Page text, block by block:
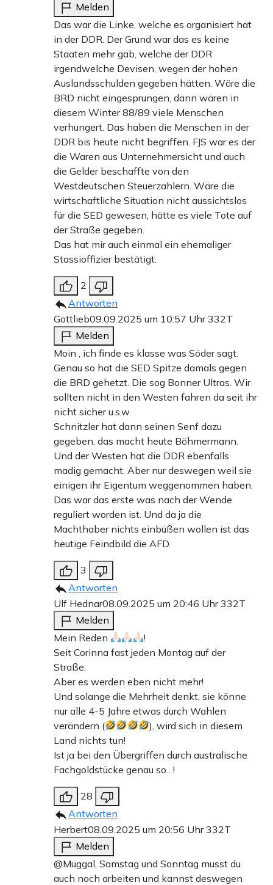
Melden
Das war die Linke, welche es organisiert hat
in der DDR. Der Grund war das es keine
Staaten mehr gab, welche der DDR
irgendwelche Devisen, wegen der hohen
Auslandsschulden gegeben hätten. Wäre die
BRD nicht eingesprungen, dann wären in
diesem Winter 88/89 viele Menschen
verhungert. Das haben die Menschen in der
DDR bis heute nicht begriffen. FJS war es der
die Waren aus Unternehmersicht und auch
die Gelder beschaffte von den
Westdeutschen Steuerzahlern. Wäre die
wirtschaftliche Situation nicht aussichtslos
für die SED gewesen, hätte es viele Tote auf
der Straße gegeben.
Das hat mir auch einmal ein ehemaliger
Stassioffizier bestätigt.
2
Antworten
Gottlieb09.09.2025 um 10:57 Uhr332T
Melden
Moin , ich finde es klasse was Söder sagt.
Genau so hat die SED Spitze damals gegen
die BRD gehetzt. Die sog Bonner Ultras. Wir
sollten nicht in den Westen fahren da seit ihr
nicht sicher u.s.w.
Schnitzler hat dann seinen Senf dazu
gegeben, das macht heute Böhmermann.
Und der Westen hat die DDR ebenfalls
madig gemacht. Aber nur deswegen weil sie
einigen ihr Eigentum weggenommen haben.
Das war das erste was nach der Wende
reguliert worden ist. Und da ja die
Machthaber nichts einbüßen wollen ist das
heutige Feindbild die AFD.
3
Antworten
Ulf Hednar08.09.2025 um 20:46 Uhr332T
Melden
Mein Reden
!
Seit Corinna fast jeden Montag auf der
Straße.
Aber es werden eben nicht mehr!
Und solange die Mehrheit denkt, sie könne
nur alle 4-5 Jahre etwas durch Wahlen
verändern (
), wird sich in diesem
Land nichts tun!
Ist ja bei den Übergriffen durch australische
Fachgoldstücke genau so…!
28
Antworten
Herbert08.09.2025 um 20:56 Uhr332T
Melden
@Muggal, Samstag und Sonntag musst du
auch noch arbeiten und kannst deswegen